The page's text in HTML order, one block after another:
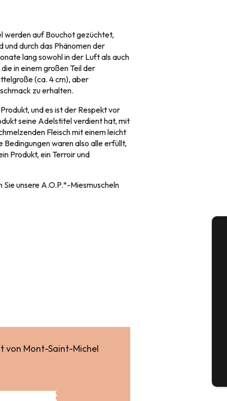
werden auf Bouchot gezüchtet,
durch das Phänomen der
lang sowohl in der Luft als auch
in einem großen Teil der
(ca. 4 cm), aber
zu erhalten.
und es ist der Respekt vor
seine Adelstitel verdient hat, mit
Fleisch mit einem leicht
Bedingungen waren also alle erfüllt,
Produkt, ein Terroir und
unsere A.O.P.*-Miesmuscheln
von Mont-Saint-Michel